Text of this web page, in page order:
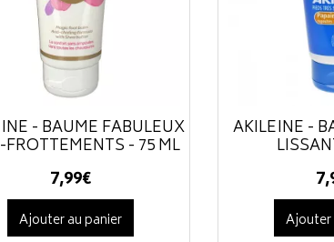
- BAUME FABULEUX
- 75 ML
7,99€
Ajouter au panier
AKILEÏNE -
7,
Ajouter